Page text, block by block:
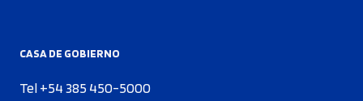
CASA DE GOBIERNO
Tel +54 385 450-5000